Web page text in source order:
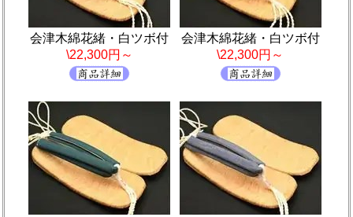
会津木綿花緒・白ツボ付
\22,300円～
会津木綿花緒・白ツボ付
\22,300円～